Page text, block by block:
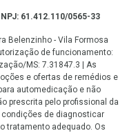
61.412.110/0565-33
Belenzinho - Vila Formosa
de funcionamento:
MS: 7.31847.3 | As
e ofertas de remédios e
automedicação e não
prescrita pelo profissional da
de diagnosticar
tratamento adequado. Os